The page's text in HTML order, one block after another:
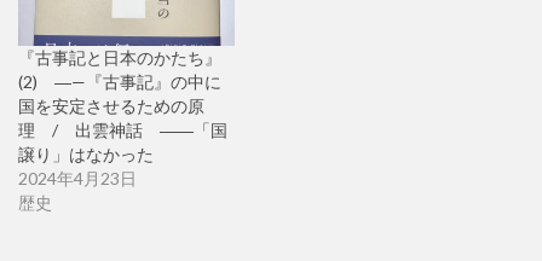
『古事記と日本のかたち』
(2) ―—『古事記』の中に
国を安定させるための原
理 / 出雲神話 ――「国
譲り」はなかった
2024年4月23日
歴史